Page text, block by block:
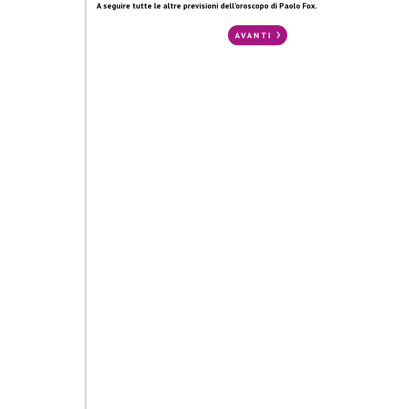
A seguire tutte le altre previsioni dell’oroscopo di Paolo Fox.
AVANTI